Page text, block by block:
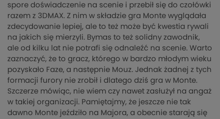
spore doświadczenie na scenie i przebił się do czołówki
razem z 3DMAX. Z nim w składzie gra Monte wyglądała
zdecydowanie lepiej, ale to też może być kwestia rywali
na jakich się mierzyli. Bymas to też solidny zawodnik,
ale od kilku lat nie potrafi się odnaleźć na scenie. Warto
zaznaczyć, że to gracz, którego w bardzo młodym wieku
pozyskało Faze, a następnie Mouz. Jednak żadnej z tych
formacji furory nie zrobił i dlatego dziś gra w Monte.
Szczerze mówiąc, nie wiem czy nawet zasłużył na angaż
w takiej organizacji. Pamiętajmy, że jeszcze nie tak
dawno Monte jeździło na Majora, a obecnie starają się